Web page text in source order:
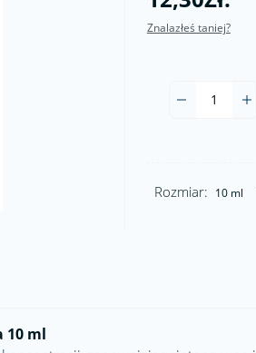
Znalazłeś taniej?
Rozmiar: 10 ml
10 ml